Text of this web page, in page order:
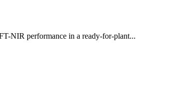
NIR performance in a ready-for-plant...